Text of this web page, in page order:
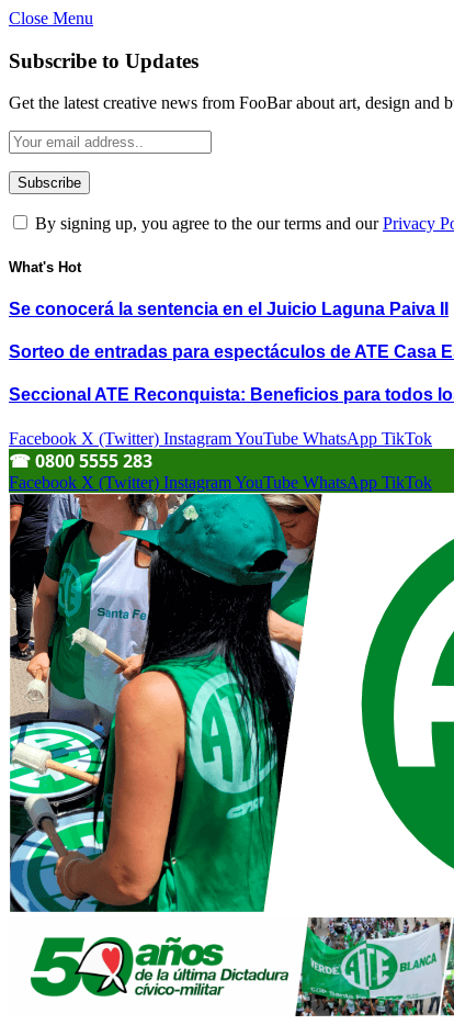
Close Menu
Subscribe to Updates
Get the latest creative news from FooBar about art, design and
By signing up, you agree to the our terms and ourPrivacy
What's Hot
Se conocerá la sentencia en el Juicio Laguna Paiva II
Sorteo de entradas para espectáculos de ATE Casa
Seccional ATE Reconquista: Beneficios para todos
Facebook X (Twitter) InstagramYouTube WhatsApp TikTok
☎︎ 0800 5555 283
Facebook X (Twitter) InstagramYouTube WhatsApp TikTok